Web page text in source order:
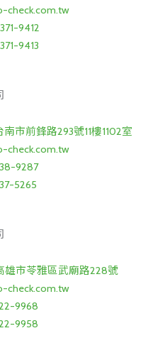
check.com.tw
9412
9413
南市前鋒路293號11樓1102室
check.com.tw
9287
5265
雄市苓雅區武廟路228號
check.com.tw
9968
9958